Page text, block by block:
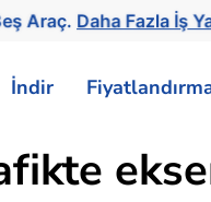
Araç.Daha Fazla İş
İndir